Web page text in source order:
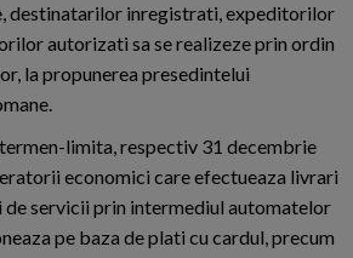
destinatarilor inregistrati, expeditorilor
autorizati sa se realizeze prin ordin
la propunerea presedintelui
limita, respectiv 31 decembrie
economici care efectueaza livrari
de servicii prin intermediul automatelor
pe baza de plati cu cardul, precum